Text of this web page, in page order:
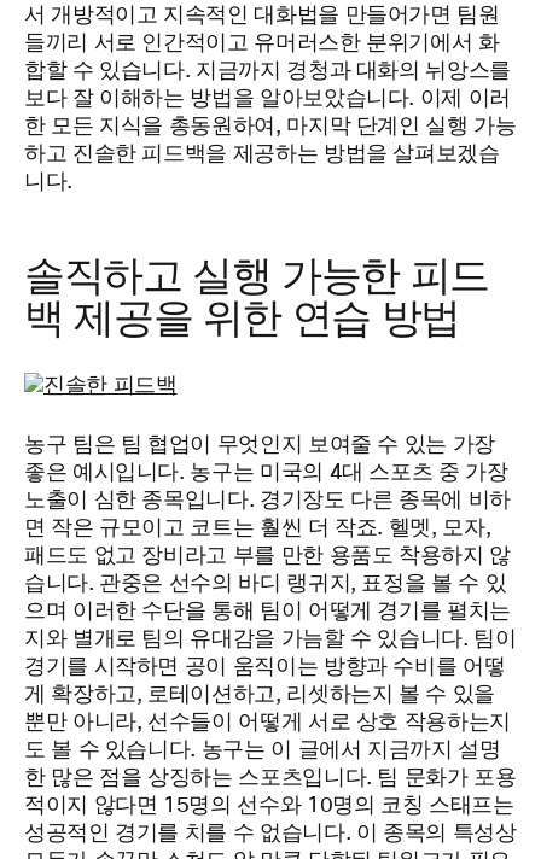
서 개방적이고 지속적인 대화법을 만들어가면 팀원
들끼리 서로 인간적이고 유머러스한 분위기에서 화
합할 수 있습니다. 지금까지 경청과 대화의 뉘앙스를
보다 잘 이해하는 방법을 알아보았습니다. 이제 이러
한 모든 지식을 총동원하여, 마지막 단계인 실행 가능
하고 진솔한 피드백을 제공하는 방법을 살펴보겠습
니다.
솔직하고 실행 가능한 피드
백 제공을 위한 연습 방법
농구 팀은 팀 협업이 무엇인지 보여줄 수 있는 가장
좋은 예시입니다. 농구는 미국의 4대 스포츠 중 가장
노출이 심한 종목입니다. 경기장도 다른 종목에 비하
면 작은 규모이고 코트는 훨씬 더 작죠. 헬멧, 모자,
패드도 없고 장비라고 부를 만한 용품도 착용하지 않
습니다. 관중은 선수의 바디 랭귀지, 표정을 볼 수 있
으며 이러한 수단을 통해 팀이 어떻게 경기를 펼치는
지와 별개로 팀의 유대감을 가늠할 수 있습니다. 팀이
경기를 시작하면 공이 움직이는 방향과 수비를 어떻
게 확장하고, 로테이션하고, 리셋하는지 볼 수 있을
뿐만 아니라, 선수들이 어떻게 서로 상호 작용하는지
도 볼 수 있습니다. 농구는 이 글에서 지금까지 설명
한 많은 점을 상징하는 스포츠입니다. 팀 문화가 포용
적이지 않다면 15명의 선수와 10명의 코칭 스태프는
성공적인 경기를 치를 수 없습니다. 이 종목의 특성상